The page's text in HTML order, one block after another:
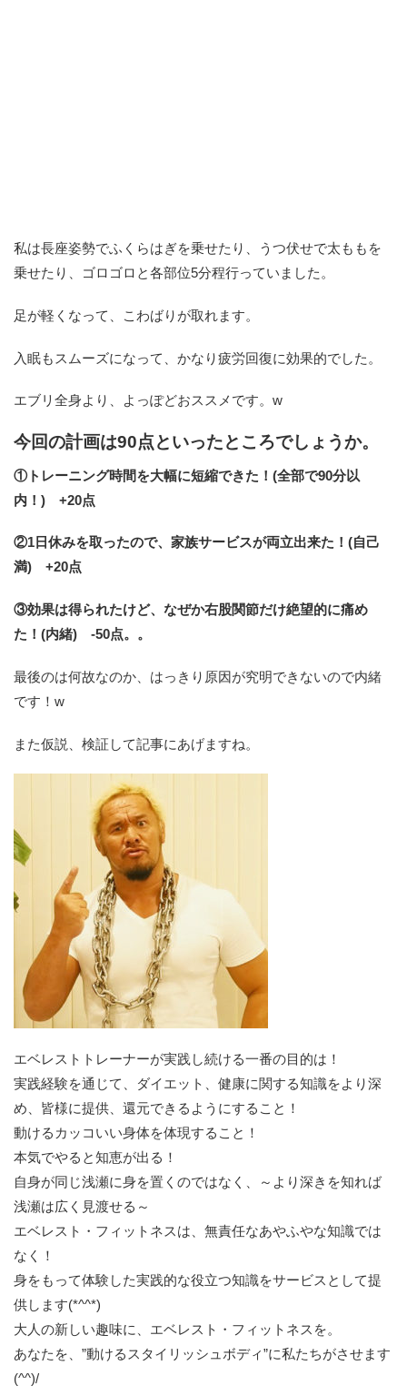
私は長座姿勢でふくらはぎを乗せたり、うつ伏せで太ももを
乗せたり、ゴロゴロと各部位5分程行っていました。
足が軽くなって、こわばりが取れます。
入眠もスムーズになって、かなり疲労回復に効果的でした。
エブリ全身より、よっぽどおススメです。w
今回の計画は90点といったところでしょうか。
①トレーニング時間を大幅に短縮できた！(全部で90分以
内！) +20点
②1日休みを取ったので、家族サービスが両立出来た！(自己
満) +20点
③効果は得られたけど、なぜか右股関節だけ絶望的に痛め
た！(内緒) -50点。。
最後のは何故なのか、はっきり原因が究明できないので内緒
です！w
また仮説、検証して記事にあげますね。
エベレストトレーナーが実践し続ける一番の目的は！
実践経験を通じて、ダイエット、健康に関する知識をより深
め、皆様に提供、還元できるようにすること！
動けるカッコいい身体を体現すること！
本気でやると知恵が出る！
自身が同じ浅瀬に身を置くのではなく、～より深きを知れば
浅瀬は広く見渡せる～
エベレスト・フィットネスは、無責任なあやふやな知識では
なく！
身をもって体験した実践的な役立つ知識をサービスとして提
供します(*^^*)
大人の新しい趣味に、エベレスト・フィットネスを。
あなたを、”動けるスタイリッシュボディ”に私たちがさせます
(^^)/